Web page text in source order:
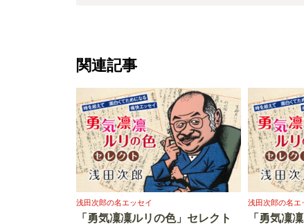
関連記事
浅田次郎の名エッセイ
「勇気凜凜ルリの色」セレクト
浅田次郎の名エ
「勇気凜